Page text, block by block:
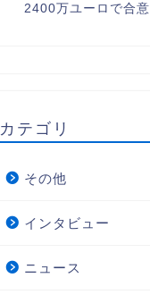
2400万ユーロで合意
カテゴリ
その他
インタビュー
ニュース